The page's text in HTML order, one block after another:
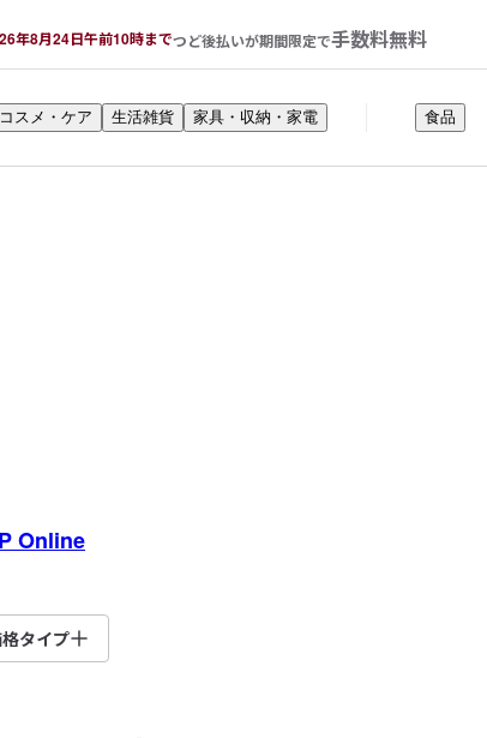
年8月24日午前10時までつど後払いが期間限定で手数料無料
コスメ・ケア 生活雑貨 家具・収納・家電 食品
Online
タイプ